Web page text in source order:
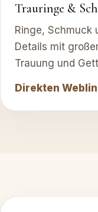
Trauringe &
Ringe, Schmuck
Details mit
Trauung und
Direkten